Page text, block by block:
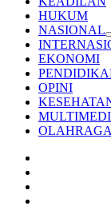
HUKUM
NASIONAL
EKONOMI
OPINI
OLAHRAGA